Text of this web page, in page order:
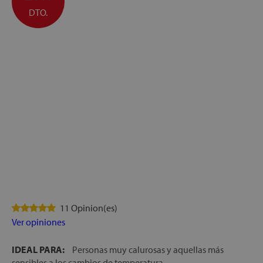
DTO.
11 Opinion(es)
Ver opiniones
IDEAL PARA:
Personas muy calurosas y aquellas más